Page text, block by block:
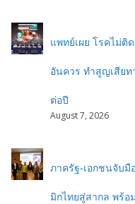
แพทย์เผย โรคไม่ติ
อันควร ทำสูญเสีย
ต่อปี
August 7, 2026
ภาครัฐ-เอกชนจับ
มิกไทยสู่สากล พร้อ